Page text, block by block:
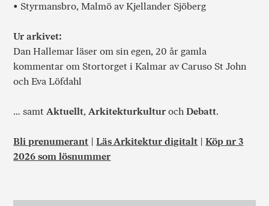
• Styrmansbro, Malmö av Kjellander Sjöberg
Ur arkivet:
Dan Hallemar läser om sin egen, 20 år gamla
kommentar om Stortorget i Kalmar av Caruso St John
och Eva Löfdahl
… samtAktuellt,Arkitekturkultur ochDebatt.
Bli prenumerant |Läs Arkitektur digitalt |Köp nr 3
2026 som lösnummer